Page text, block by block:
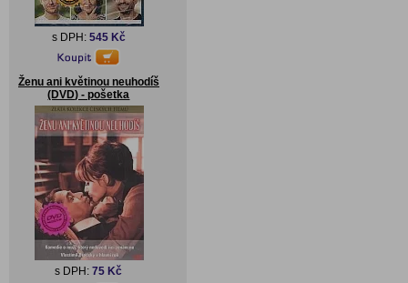
s DPH: 545 Kč
Ženu ani květinou neuhodíš
(DVD) - pošetka
s DPH:75 Kč